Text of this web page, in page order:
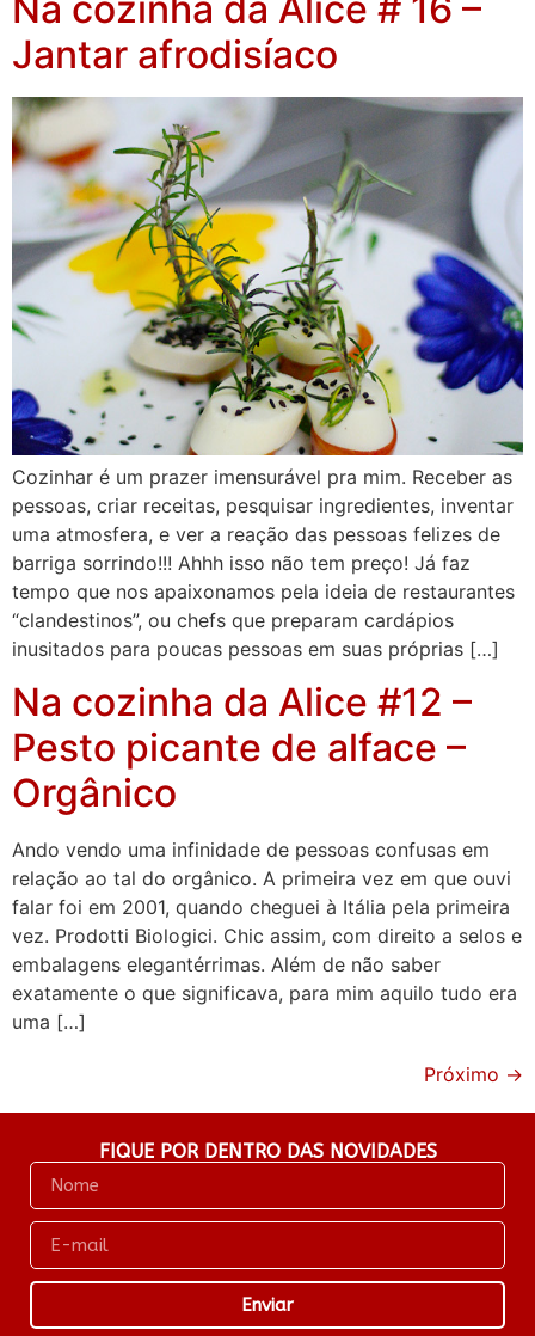
Jantar afrodisíaco
Cozinhar é um prazer imensurável pra mim. Receber as
pessoas, criar receitas, pesquisar ingredientes, inventar
uma atmosfera, e ver a reação das pessoas felizes de
barriga sorrindo!!! Ahhh isso não tem preço! Já faz
tempo que nos apaixonamos pela ideia de restaurantes
“clandestinos”, ou chefs que preparam cardápios
inusitados para poucas pessoas em suas próprias […]
Na cozinha da Alice #12 –
Pesto picante de alface –
Orgânico
Ando vendo uma infinidade de pessoas confusas em
relação ao tal do orgânico. A primeira vez em que ouvi
falar foi em 2001, quando cheguei à Itália pela primeira
vez. Prodotti Biologici. Chic assim, com direito a selos e
embalagens elegantérrimas. Além de não saber
exatamente o que significava, para mim aquilo tudo era
uma […]
Próximo →
FIQUE POR DENTRO DAS NOVIDADES
Enviar